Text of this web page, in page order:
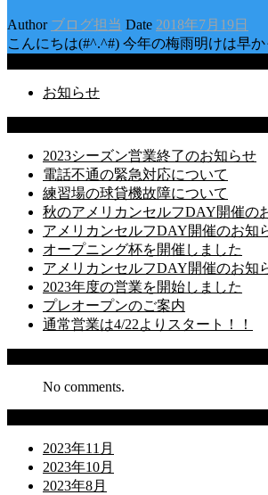
Author ブログ担当 Date 2018年7月19日
こんにちは(#^.^#) 今年の梅雨明けは早
お知らせ
2023シーズン営業終了のお知らせ
電話不通の緊急対応について
練習場の球貸機故障について
秋のアメリカンセルフDAY開催の
アメリカンセルフDAY開催のお知
オープニング杯を開催しました
アメリカンセルフDAY開催のお知
2023年度の営業を開始しました
プレオープンのご案内
通常営業は4/22よりスタート！！
No comments.
2023年11月
2023年10月
2023年8月